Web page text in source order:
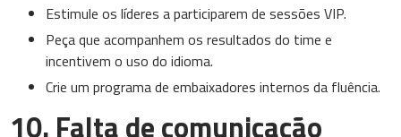
Estimule os líderes a participarem de sessões VIP.
Peça que acompanhem os resultados do time e
incentivem o uso do idioma.
Crie um programa de embaixadores internos da fluência.
10. Falta de comunicação